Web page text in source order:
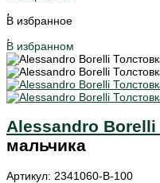
В избранное
В избранном
Alessandro Borelli
мальчика
Артикул: 2341060-B-100